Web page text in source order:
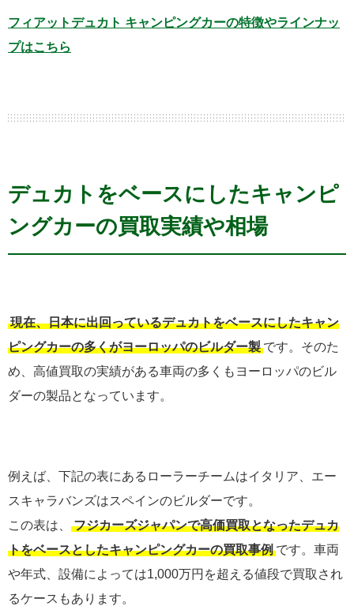
フィアットデュカト キャンピングカーの特徴やラインナッ
プはこちら
デュカトをベースにしたキャンピ
ングカーの買取実績や相場
現在、日本に出回っているデュカトをベースにしたキャン
ピングカーの多くがヨーロッパのビルダー製 です。そのた
め、高値買取の実績がある車両の多くもヨーロッパのビル
ダーの製品となっています。
例えば、下記の表にあるローラーチームはイタリア、エー
スキャラバンズはスペインのビルダーです。
この表は、
フジカーズジャパンで高価買取となったデュカ
トをベースとしたキャンピングカーの買取事例 です。車両
や年式、設備によっては1,000万円を超える値段で買取され
るケースもあります。